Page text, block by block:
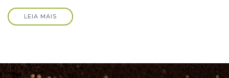
LEIA MAIS